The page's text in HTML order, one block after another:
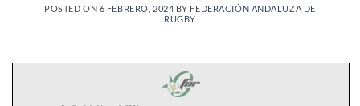
POSTED ON 6 FEBRERO, 2024 BY FEDERACIÓN ANDALUZA DE
RUGBY